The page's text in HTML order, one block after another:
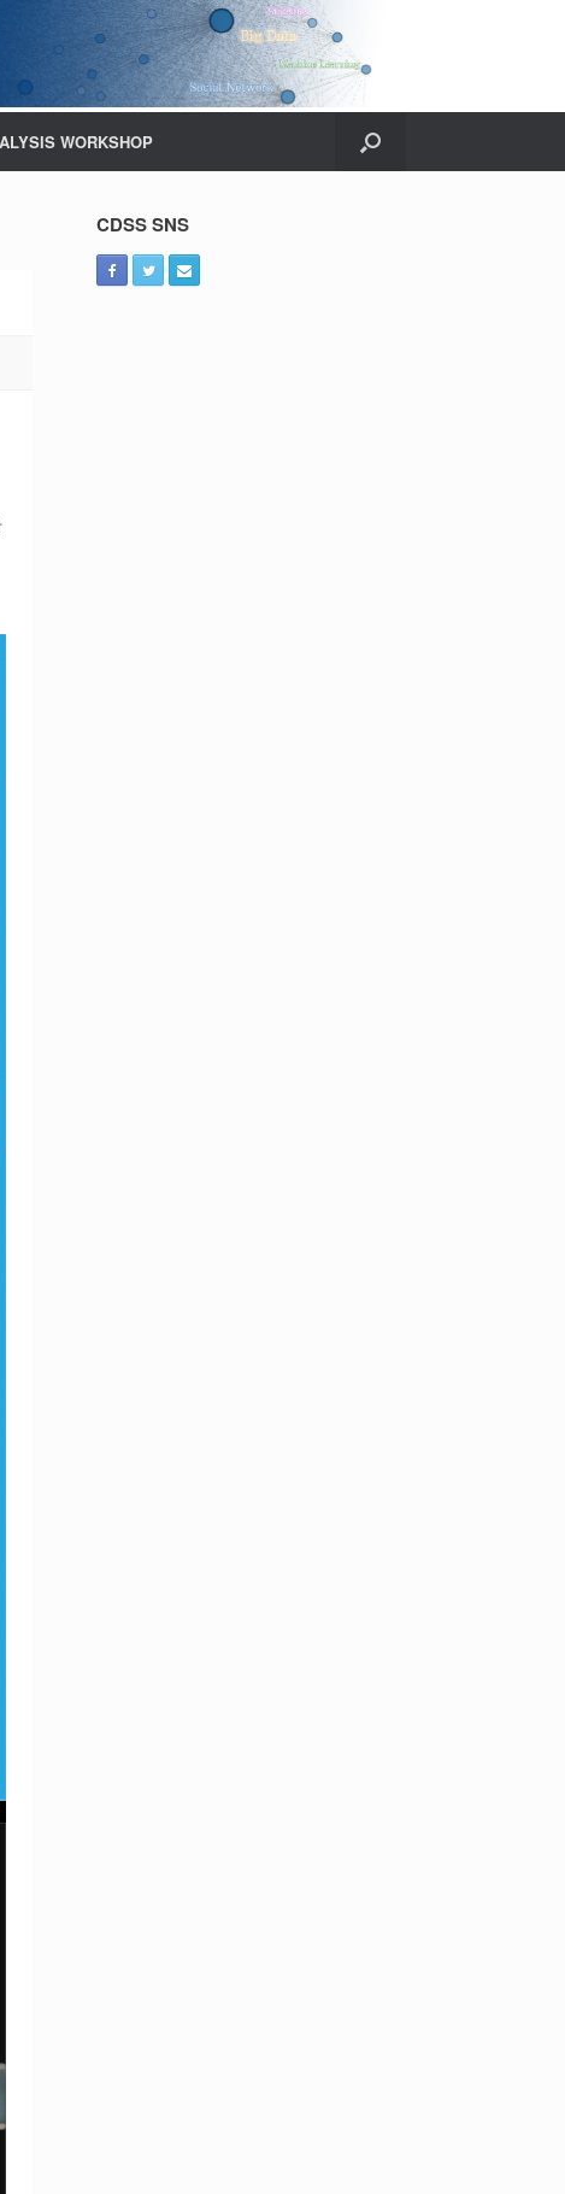
WORKSHOP
CDSS SNS